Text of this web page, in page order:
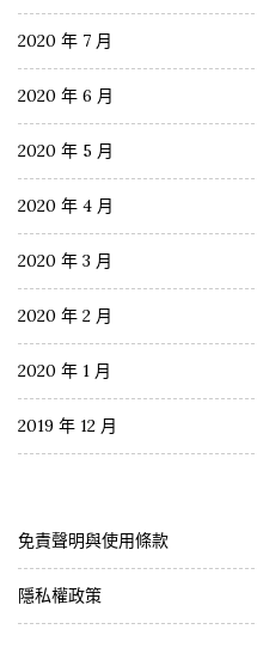
2020 年 7 月
2020 年 6 月
2020 年 5 月
2020 年 4 月
2020 年 3 月
2020 年 2 月
2020 年 1 月
2019 年 12 月
免責聲明與使用條款
隱私權政策